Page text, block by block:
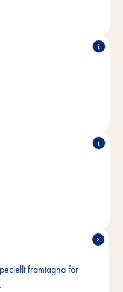
olja.
utan tillsatt
konserveringsmedel.
man biter
PERFEKT
framtagna för